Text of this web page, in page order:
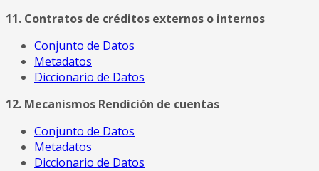
11. Contratos de créditos externos o internos
Conjunto de Datos
Metadatos
Diccionario de Datos
12. Mecanismos Rendición de cuentas
Conjunto de Datos
Metadatos
Diccionario de Datos